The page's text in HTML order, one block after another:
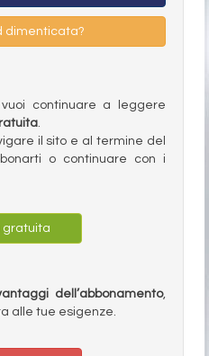
dimenticata?
continuare a leggere
.
il sito e al termine del
o continuare con i
gratuita
dell’abbonamento,
alle tue esigenze.